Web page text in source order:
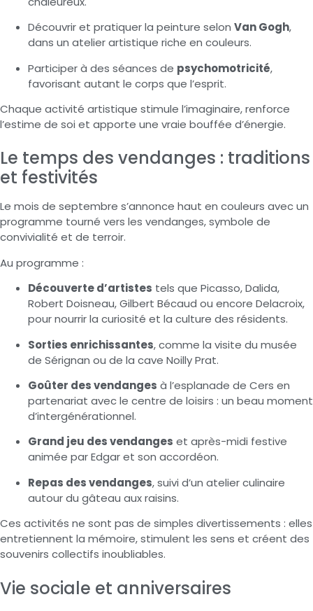
Découvrir et pratiquer la peinture selon Van Gogh,
dans un atelier artistique riche en couleurs.
Participer à des séances de psychomotricité,
favorisant autant le corps que l’esprit.
Chaque activité artistique stimule l’imaginaire, renforce
l’estime de soi et apporte une vraie bouffée d’énergie.
Le temps des vendanges : traditions
et festivités
Le mois de septembre s’annonce haut en couleurs avec un
programme tourné vers les vendanges, symbole de
convivialité et de terroir.
Au programme :
Découverte d’artistes tels que Picasso, Dalida,
Robert Doisneau, Gilbert Bécaud ou encore Delacroix,
pour nourrir la curiosité et la culture des résidents.
Sorties enrichissantes, comme la visite du musée
de Sérignan ou de la cave Noilly Prat.
Goûter des vendanges à l’esplanade de Cers en
partenariat avec le centre de loisirs : un beau moment
d’intergénérationnel.
Grand jeu des vendanges et après-midi festive
animée par Edgar et son accordéon.
Repas des vendanges, suivi d’un atelier culinaire
autour du gâteau aux raisins.
Ces activités ne sont pas de simples divertissements : elles
entretiennent la mémoire, stimulent les sens et créent des
souvenirs collectifs inoubliables.
Vie sociale et anniversaires